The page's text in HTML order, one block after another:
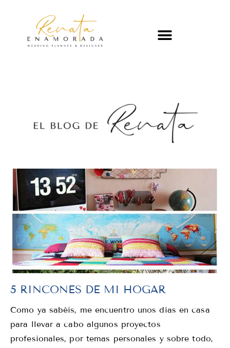
5 RINCONES DE MI HOGAR
Como ya sabéis, me encuentro unos días en casa
para llevar a cabo algunos proyectos
profesionales, por temas personales y sobre todo,